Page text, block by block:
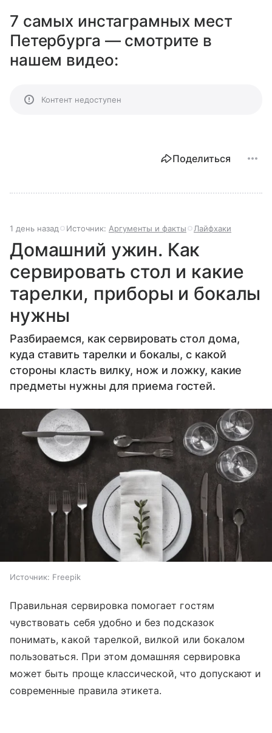
7 самых инстаграмных мест
Петербурга — смотрите в
нашем видео:
Контент недоступен
Поделиться
1 день назад Источник: Аргументы и факты Лайфхаки
Домашний ужин. Как
сервировать стол и какие
тарелки, приборы и бокалы
нужны
Разбираемся, как сервировать стол дома,
куда ставить тарелки и бокалы, с какой
стороны класть вилку, нож и ложку, какие
предметы нужны для приема гостей.
Источник: Freepik
Правильная сервировка помогает гостям
чувствовать себя удобно и без подсказок
понимать, какой тарелкой, вилкой или бокалом
пользоваться. При этом домашняя сервировка
может быть проще классической, что допускают и
современные правила этикета.